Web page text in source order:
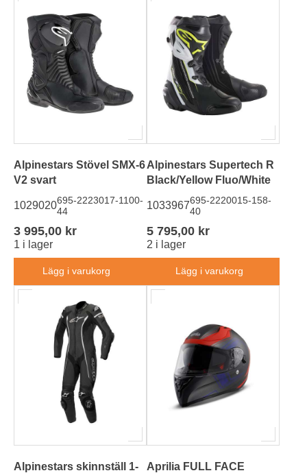
Alpinestars Stövel SMX-6
V2 svart
1029020695-2223017-1100-
44
3 995,00 kr
1 i lager
Lägg i varukorg
Alpinestars Supertech R
Black/Yellow Fluo/White
1033967695-2220015-158-
40
5 795,00 kr
2 i lager
Lägg i varukorg
Alpinestars skinnställ 1-
Aprilia FULL FACE